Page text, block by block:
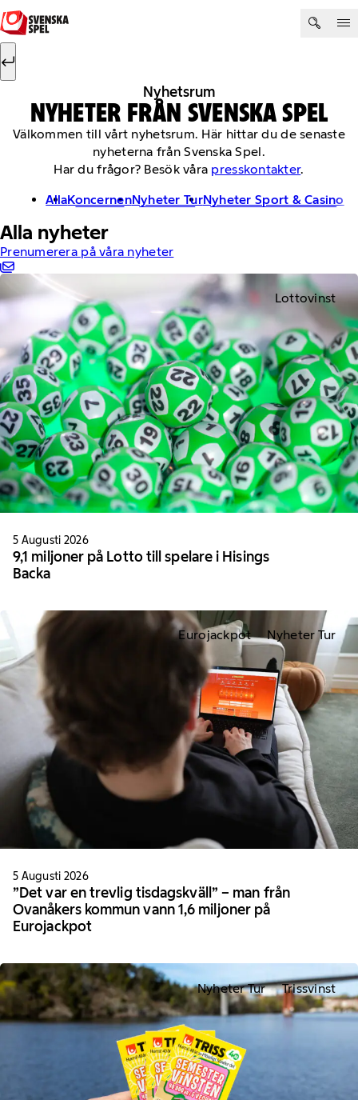
Hoppa till innehåll
Sök efter:
Nyhetsrum
NYHETER FRÅN SVENSKA SPEL
Välkommen till vårt nyhetsrum. Här hittar du de senaste
nyheterna från Svenska Spel.
Har du frågor? Besök våra presskontakter.
AllaKoncernenNyheter TurNyheter Sport & Casino
Alla nyheter
Prenumerera på våra nyheter
Lottovinst
5 Augusti 2026
9,1 miljoner på Lotto till spelare i Hisings
Backa
Eurojackpot Nyheter Tur
5 Augusti 2026
”Det var en trevlig tisdagskväll” – man från
Ovanåkers kommun vann 1,6 miljoner på
Eurojackpot
Nyheter Tur Trissvinst